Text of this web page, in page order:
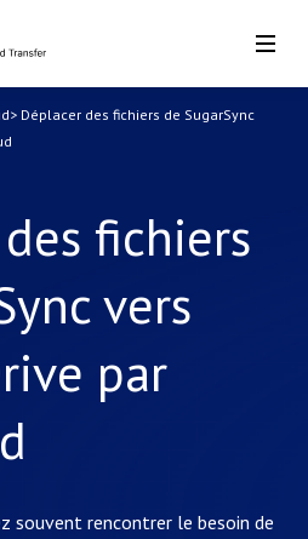
> Déplacer des fichiers de SugarSync
fichiers
vers
par
souvent rencontrer le besoin de